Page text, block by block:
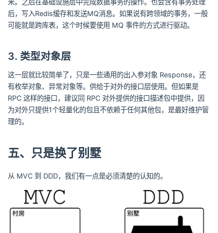
来。之后在基础设施层中完成数据事务的操作。也会含有事务处理
后，写入Redis缓存和发送MQ消息。如果说有跨领域的事务，一般
可能就是跨库表，这个时候要使用 MQ 事件的方式进行驱动。
3. 类型对象层
这一层就比较简单了，只是一些通用的出入参对象 Response，还
有枚举对象、异常对象等。供给于对外的接口层使用。但如果是
RPC 这样的接口，建议同 RPC 对外提供的接口描述包中提供，因
为对外只提供1个轻量化的包且不依赖于任何其他包，是最好维护管
理的。
五、只是换了别墅
从 MVC 到 DDD，我们有一点是必须清楚的认知的。